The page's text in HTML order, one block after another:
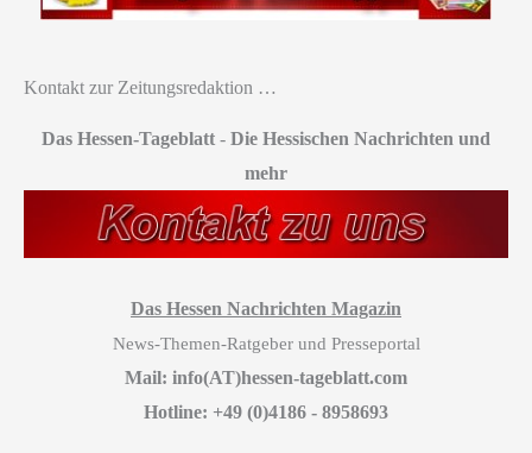
Kontakt zur Zeitungsredaktion …
Das Hessen-Tageblatt - Die Hessischen Nachrichten und
mehr
Das Hessen Nachrichten Magazin
News-Themen-Ratgeber und Presseportal
Mail: info(AT)hessen-tageblatt.com
Hotline: +49 (0)4186 - 8958693